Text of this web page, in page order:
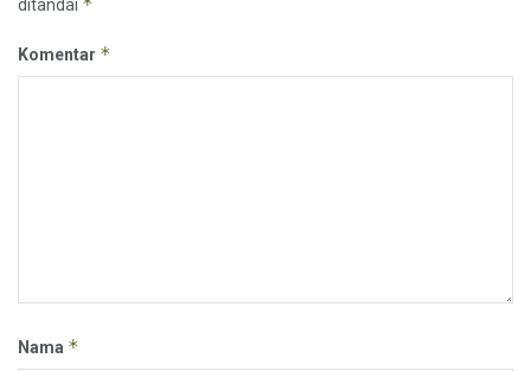
ditandai
Komentar *
Nama *